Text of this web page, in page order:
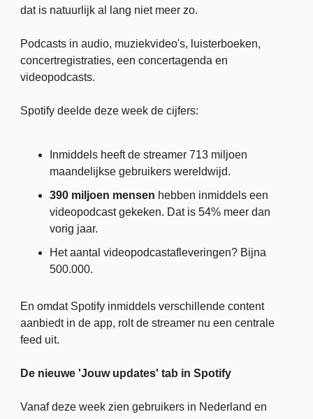
dat is natuurlijk al lang niet meer zo.
Podcasts in audio, muziekvideo's, luisterboeken,
concertregistraties, een concertagenda en
videopodcasts.
Spotify deelde deze week de cijfers:
Inmiddels heeft de streamer 713 miljoen
maandelijkse gebruikers wereldwijd.
390 miljoen mensen hebben inmiddels een
videopodcast gekeken. Dat is 54% meer dan
vorig jaar.
Het aantal videopodcastafleveringen? Bijna
500.000.
En omdat Spotify inmiddels verschillende content
aanbiedt in de app, rolt de streamer nu een centrale
feed uit.
De nieuwe 'Jouw updates' tab in Spotify
Vanaf deze week zien gebruikers in Nederland en